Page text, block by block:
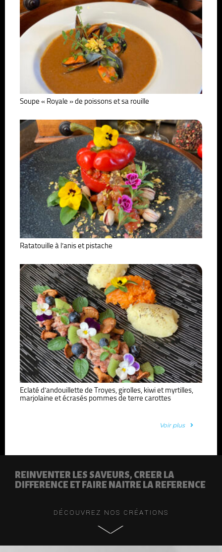
Soupe « Royale » de poissons et sa rouille
Ratatouille à l’anis et pistache
Eclaté d’andouillette de Troyes, girolles, kiwi et myrtilles,
marjolaine et écrasés pommes de terre carottes
Voir plus
REINVENTER LES SAVEURS, CREER LA
DIFFERENCE ET FAIRE NAITRE LA REFERENCE
DÉCOUVREZ NOS CRÉATIONS